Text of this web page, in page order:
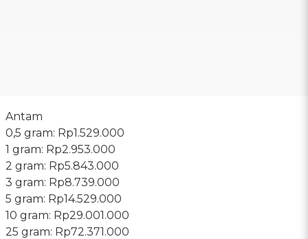
Antam
0,5 gram: Rp1.529.000
‎1 gram: Rp2.953.000
‎2 gram: Rp5.843.000
3 gram: Rp8.739.000
‎5 gram: Rp14.529.000
10 gram: Rp29.001.000
‎25 gram: Rp72.371.000